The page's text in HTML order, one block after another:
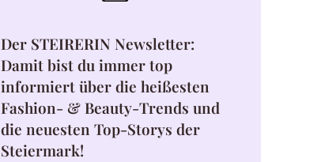
Der STEIRERIN Newsletter:
Damit bist du immer top
informiert über die heißesten
Fashion- & Beauty-Trends und
die neuesten Top-Storys der
Steiermark!